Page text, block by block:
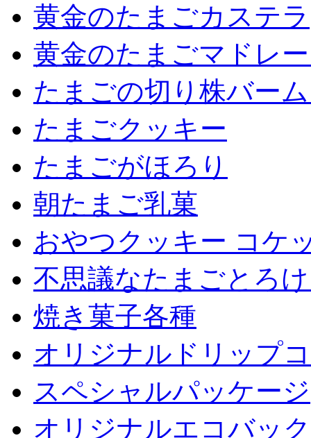
黄金のたまごカステラ
黄金のたまごマドレ
たまごの切り株バー
たまごクッキー
たまごがほろり
朝たまご乳菓
おやつクッキー コケ
不思議なたまごとろ
焼き菓子各種
オリジナルドリップ
スペシャルパッケージ
オリジナルエコバッ